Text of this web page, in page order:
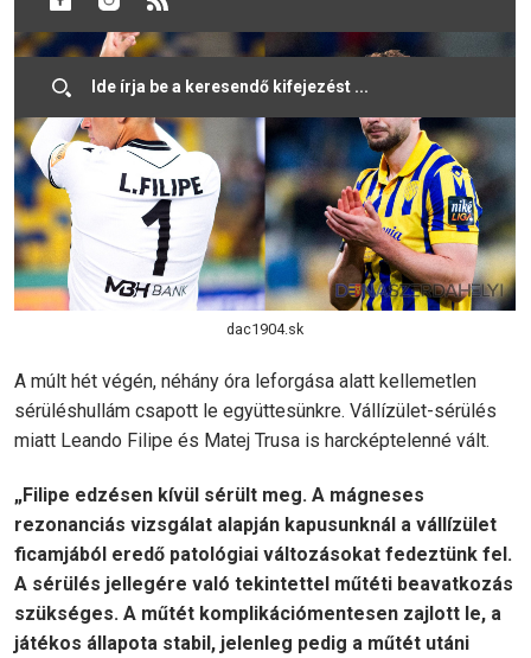
dac1904.sk
A múlt hét végén, néhány óra leforgása alatt kellemetlen
sérüléshullám csapott le együttesünkre. Vállízület-sérülés
miatt Leando Filipe és Matej Trusa is harcképtelenné vált.
„Filipe edzésen kívül sérült meg. A mágneses
rezonanciás vizsgálat alapján kapusunknál a vállízület
ficamjából eredő patológiai változásokat fedeztünk fel.
A sérülés jellegére való tekintettel műtéti beavatkozás
szükséges. A műtét komplikációmentesen zajlott le, a
játékos állapota stabil, jelenleg pedig a műtét utáni